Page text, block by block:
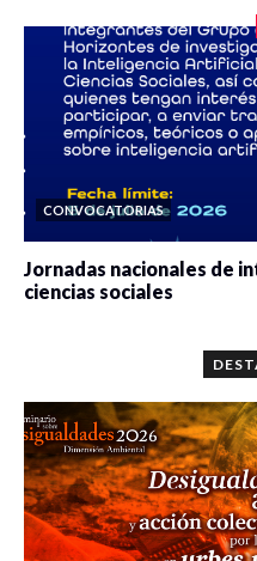
CONVOCATORIAS
Jornadas nacionales de
ciencias sociales